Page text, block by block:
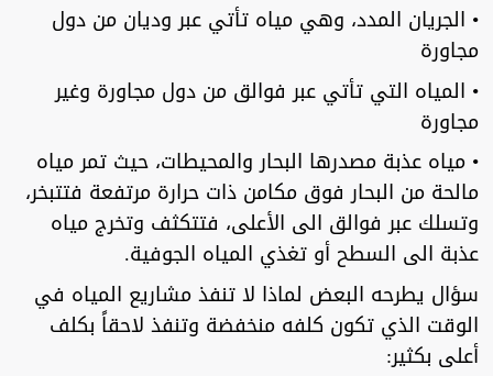
• الجريان المدد، وهي مياه تأتي عبر وديان من دول
مجاورة
• المياه التي تأتي عبر فوالق من دول مجاورة وغير
مجاورة
• مياه عذبة مصدرها البحار والمحيطات، حيث تمر مياه
مالحة من البحار فوق مكامن ذات حرارة مرتفعة فتتبخر،
وتسلك عبر فوالق الى الأعلى، فتتكثف وتخرج مياه
عذبة الى السطح أو تغذي المياه الجوفية.
سؤال يطرحه البعض لماذا لا تنفذ مشاريع المياه في
الوقت الذي تكون كلفه منخفضة وتنفذ لاحقاً بكلف
أعلى بكثير: